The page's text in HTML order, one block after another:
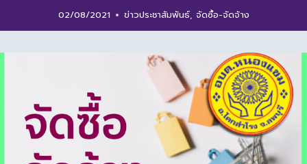
02/08/2021 ข่าวประชาสัมพันธ์, จัดซื้อ-จัดจ้าง